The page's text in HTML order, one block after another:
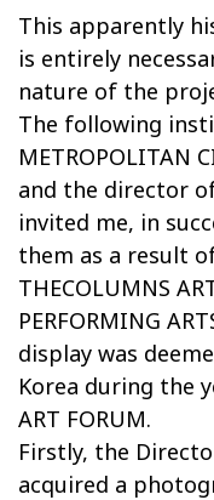
This apparently
is entirely
nature of the
The following
METROPOLITAN
and the director
invited me, in
them as a result
THECOLUMNS
PERFORMING
display was
Korea during the
ART FORUM.
Firstly, the
acquired a